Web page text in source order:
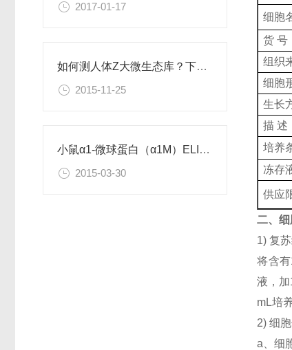
2017-01-17
如何测人体Z大微生态库？下一代测序来帮忙
2015-11-25
小鼠α1-微球蛋白（α1M）ELISA试剂盒
2015-03-30
细胞
货 号
组织
细胞
生长
描 述
培养
冻存
供应
二、
1) 复
将含
液，
mL培
2) 细
a、细